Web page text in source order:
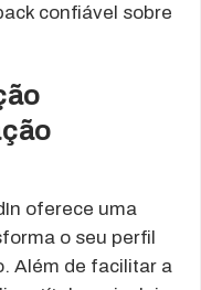
confiável sobre
oferece uma
o seu perfil
Além de facilitar a